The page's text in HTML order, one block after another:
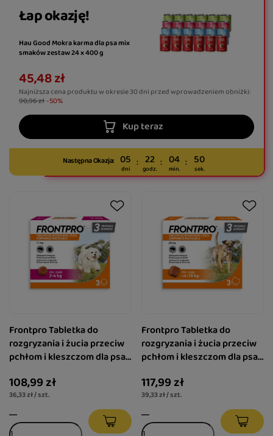
Frontpro Tabletka do
rozgryzania i żucia przeciw
pchłom i kleszczom dla psa
108,99 zł
36,33 zł / szt.
Frontpro Tabletka do
rozgryzania i żucia przeciw
pchłom i kleszczom dla psa
117,99 zł
39,33 zł / szt.
Łap okazję!
Hau Good Mokra karma dla psa mix
smaków zestaw 24 x 400 g
45,48 zł
Najniższa cena produktu w okresie 30 dni przed wprowadzeniem obniżki:
90,96 zł -50%
Kup teraz
Następna Okazja:
dni
05
godz.
22
min.
04
sek.
50